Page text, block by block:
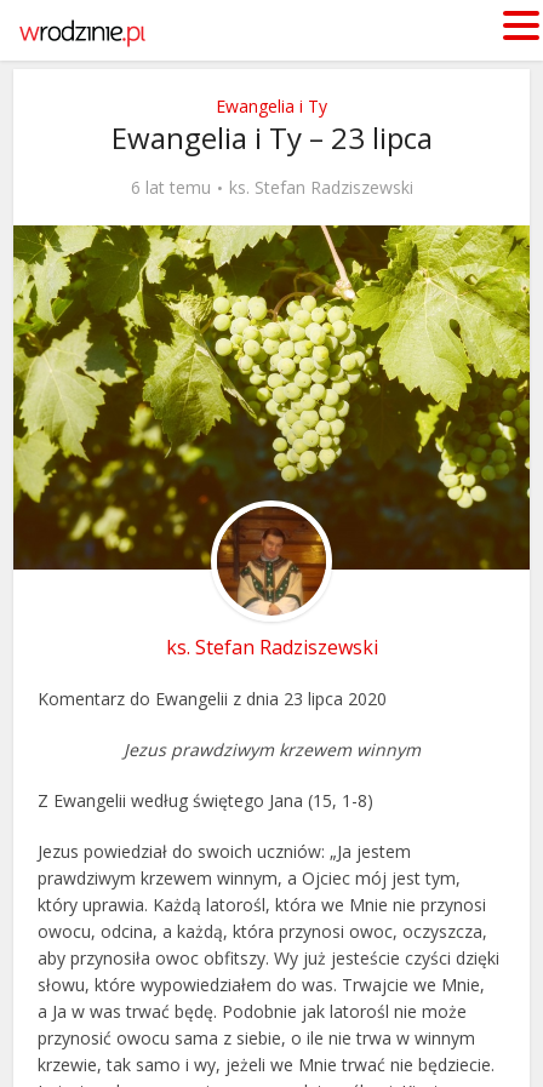
Ewangelia i Ty
Ewangelia i Ty – 23 lipca
6 lat temu ks. Stefan Radziszewski
ks. Stefan Radziszewski
Komentarz do Ewangelii z dnia 23 lipca 2020
Jezus prawdziwym krzewem winnym
Z Ewangelii według świętego Jana (15, 1-8)
Jezus powiedział do swoich uczniów: „Ja jestem
prawdziwym krzewem winnym, a Ojciec mój jest tym,
który uprawia. Każdą latorośl, która we Mnie nie przynosi
owocu, odcina, a każdą, która przynosi owoc, oczyszcza,
aby przynosiła owoc obfitszy. Wy już jesteście czyści dzięki
słowu, które wypowiedziałem do was. Trwajcie we Mnie,
a Ja w was trwać będę. Podobnie jak latorośl nie może
przynosić owocu sama z siebie, o ile nie trwa w winnym
krzewie, tak samo i wy, jeżeli we Mnie trwać nie będziecie.